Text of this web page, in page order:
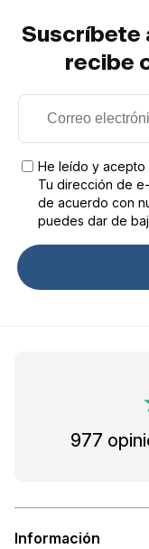
Suscríbete
recibe
He leído y acepto
Tu dirección de
de acuerdo con
puedes dar de
977
Información